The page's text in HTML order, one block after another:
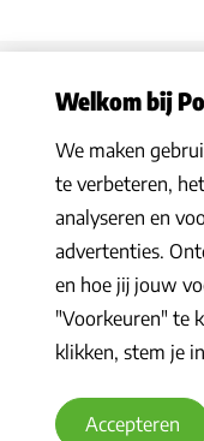
Privacy statement|
© 2026 Poiesz
Welkom bij
We maken
te verbeteren,
analyseren en
advertenties.
en hoe jij jouw
"Voorkeuren" te
klikken, stem je
Accepteren